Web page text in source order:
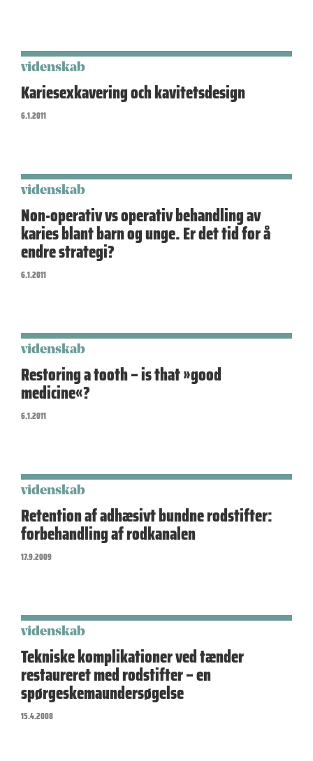
videnskab
Kariesexkavering och kavitetsdesign
6.1.2011
videnskab
Non-operativ vs operativ behandling av
karies blant barn og unge. Er det tid for å
endre strategi?
6.1.2011
videnskab
Restoring a tooth – is that »good
medicine«?
6.1.2011
videnskab
Retention af adhæsivt bundne rodstifter:
forbehandling af rodkanalen
17.9.2009
videnskab
Tekniske komplikationer ved tænder
restaureret med rodstifter – en
spørgeskemaundersøgelse
15.4.2008